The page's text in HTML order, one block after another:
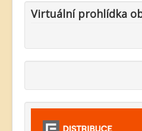
Virtuální prohlídka